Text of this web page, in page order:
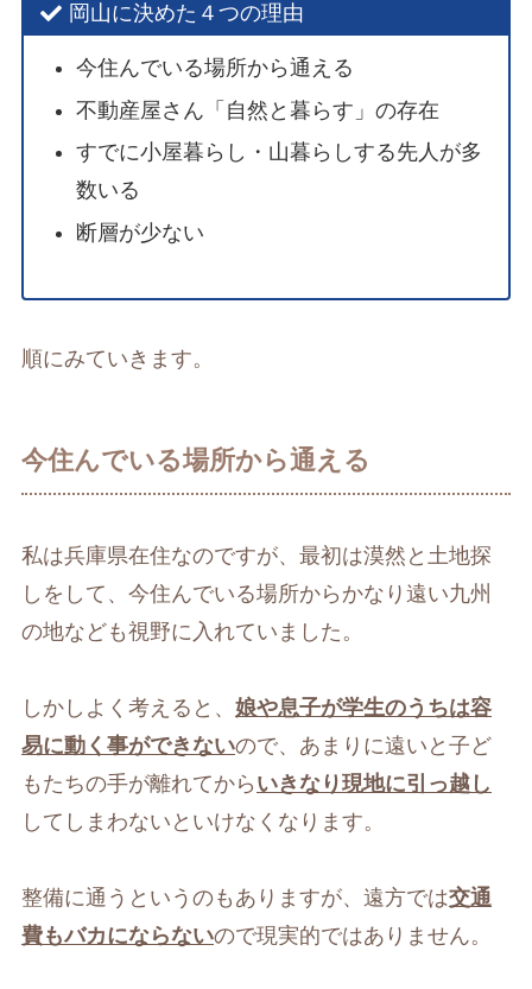
岡山に決めた４つの理由
今住んでいる場所から通える
不動産屋さん「自然と暮らす」の存在
すでに小屋暮らし・山暮らしする先人が多
数いる
断層が少ない
順にみていきます。
今住んでいる場所から通える
私は兵庫県在住なのですが、最初は漠然と土地探
しをして、今住んでいる場所からかなり遠い九州
の地なども視野に入れていました。
しかしよく考えると、 娘や息子が学生のうちは容
易に動く事ができないので、あまりに遠いと子ど
もたちの手が離れてから いきなり現地に引っ越し
してしまわないといけなくなります。
整備に通うというのもありますが、遠方では交通
費もバカにならないので現実的ではありません。